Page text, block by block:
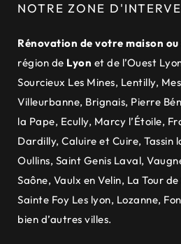
NOTRE ZONE
Rénovation de votre maison
région de Lyon et de l’Ouest
Sourcieux Les Mines, Lentilly,
Villeurbanne, Brignais, Pierre
la Pape, Ecully, Marcy l’Étoile,
Dardilly, Caluire et Cuire, Tassin
Oullins, Saint Genis Laval,
Saône, Vaulx en Velin, La Tour
Sainte Foy Les lyon, Lozanne,
bien d’autres villes.